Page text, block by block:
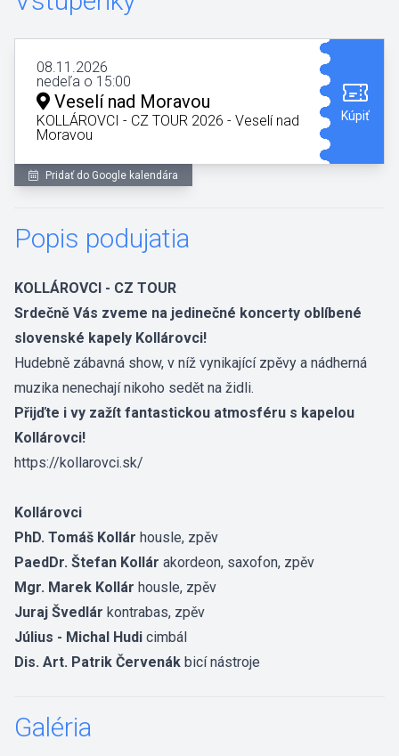
08.11.2026
nedeľa o 15:00
Veselí nad Moravou
KOLLÁROVCI - CZ TOUR 2026 - Veselí nad
Moravou
Kúpiť
Pridať do Google kalendára
Popis podujatia
KOLLÁROVCI - CZ TOUR
Srdečně Vás zveme na jedinečné koncerty oblíbené
slovenské kapely Kollárovci!
Hudebně zábavná show, v níž vynikající zpěvy a nádherná
muzika nenechají nikoho sedět na židli.
Přijďte i vy zažít fantastickou atmosféru s kapelou
Kollárovci!
https://kollarovci.sk/
Kollárovci
PhD. Tomáš Kollár housle, zpěv
PaedDr. Štefan Kollár akordeon, saxofon, zpěv
Mgr. Marek Kollár housle, zpěv
Juraj Švedlár kontrabas, zpěv
Július - Michal Hudi cimbál
Dis. Art. Patrik Červenák bicí nástroje
Galéria